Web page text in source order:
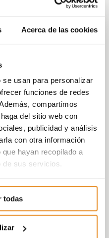
Acerca de las cookies
usan para personalizar
funciones de redes
compartimos
del sitio web con
publicidad y análisis
con otra información
hayan recopilado a
de sus servicios.
todas